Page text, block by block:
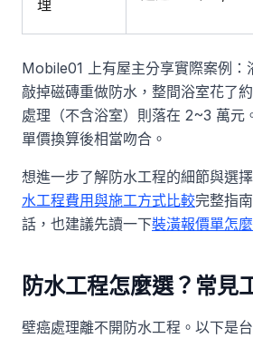
理
Mobile01 上有屋主分享實際案例：
敲掉磁磚重做防水，整間浴室花了
處理（不含浴室）則落在 2~3 萬元
單價換算後相當吻合。
想進一步了解防水工程的細節與選
水工程費用與施工方式比較完整指
話，也建議先讀一下裝潢報價單怎
防水工程怎麼選？常見
壁癌處理離不開防水工程。以下是